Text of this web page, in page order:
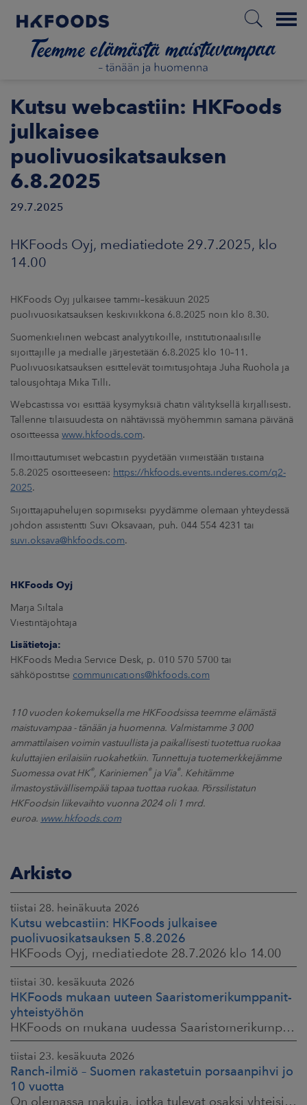
Menu
ETUSIVU
MEISTÄ
UUTISHUONE
Kutsu webcastiin: HKFoods
julkaisee
puolivuosikatsauksen
6.8.2025
29.7.2025
HKFoods Oyj, mediatiedote 29.7.2025, klo
14.00
HKFoods Oyj julkaisee tammi–kesäkuun 2025
puolivuosikatsauksen keskiviikkona 6.8.2025 noin klo 8.30.
Suomenkielinen webcast analyytikoille, institutionaalisille
sijoittajille ja medialle järjestetään 6.8.2025 klo 10–11.
Puolivuosikatsauksen esittelevät toimitusjohtaja Juha Ruohola ja
talousjohtaja Mika Tilli.
Webcastissa voi esittää kysymyksiä chatin välityksellä kirjallisesti.
Tallenne tilaisuudesta on nähtävissä myöhemmin samana päivänä
osoitteessa www.hkfoods.com.
Ilmoittautumiset webcastiin pyydetään viimeistään tiistaina
5.8.2025 osoitteeseen: https://hkfoods.events.inderes.com/q2-
2025.
Sijoittajapuhelujen sopimiseksi pyydämme olemaan yhteydessä
johdon assistentti Suvi Oksavaan, puh. 044 554 4231 tai
suvi.oksava@hkfoods.com.
HKFoods Oyj
Marja Siltala
Viestintäjohtaja
Lisätietoja:
HKFoods Media Service Desk, p. 010 570 5700 tai
sähköpostitse communications@hkfoods.com
110 vuoden kokemuksella me HKFoodsissa teemme elämästä
maistuvampaa - tänään ja huomenna. Valmistamme 3 000
ammattilaisen voimin vastuullista ja paikallisesti tuotettua ruokaa
kuluttajien erilaisiin ruokahetkiin. Tunnettuja tuotemerkkejämme
Suomessa ovat HK®, Kariniemen® ja Via®. Kehitämme
ilmastoystävällisempää tapaa tuottaa ruokaa. Pörssilistatun
HKFoodsin liikevaihto vuonna 2024 oli 1 mrd.
euroa. www.hkfoods.com
Arkisto
tiistai 28. heinäkuuta 2026
Kutsu webcastiin: HKFoods julkaisee
puolivuosikatsauksen 5.8.2026
HKFoods Oyj, mediatiedote 28.7.2026 klo 14.00
tiistai 30. kesäkuuta 2026
HKFoods mukaan uuteen Saaristomerikumppanit-
yhteistyöhön
HKFoods on mukana uudessa Saaristomerikumppanit-hankkeessa, joka kokoaa yhteen elintarviketeollisuuden, kaupan, maataloustuottajat ja asiantuntijat. Tavoitteena
tiistai 23. kesäkuuta 2026
Ranch-ilmiö – Suomen rakastetuin porsaanpihvi jo
10 vuotta
On olemassa makuja, jotka tulevat osaksi yhteisiä ruokahetkiä ja -muistoja. HK® Viljaporsaan fileepihvi Ranch on juuri sellainen. Klassikko, joka on hallinnut